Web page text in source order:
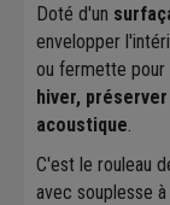
Doté d'un
envelopper
ou fermette pour
hiver,
acoustique.
C'est le rouleau
avec souplesse